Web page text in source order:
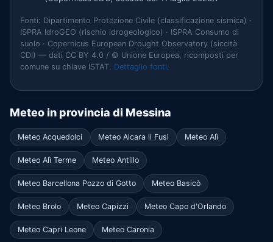
Fonti: Dipartimento Protezione Civile (classificazione sismica) ·
ISPRA IdroGEO (rischio idrogeologico) · ISPRA Consumo di
suolo · Copernicus European Drought Observatory (siccità
CDI) — dati CC BY 4.0 / © Unione Europea, ricomposti per
comune su chiave ISTAT. Dettaglio fonti.
Meteo in provincia di Messina
Meteo Acquedolci Meteo Alcara li Fusi Meteo Alì
Meteo Alì Terme Meteo Antillo
Meteo Barcellona Pozzo di Gotto Meteo Basicò
Meteo Brolo Meteo Capizzi Meteo Capo d'Orlando
Meteo Capri Leone Meteo Caronia